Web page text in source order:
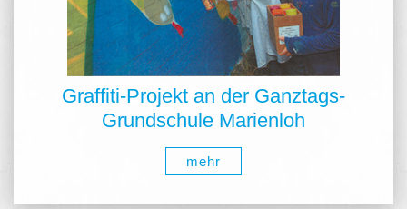
Graffiti-Projekt an der Ganztags-
Grundschule Marienloh
mehr